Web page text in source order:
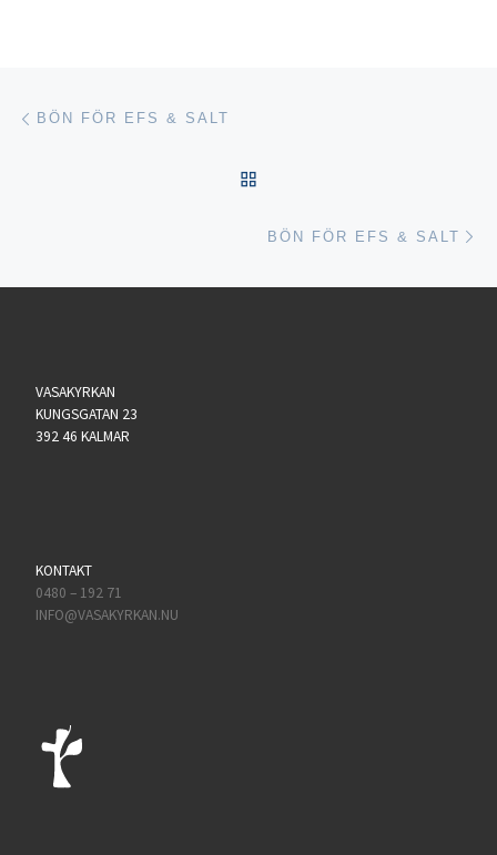
Inläggsnavigering
BÖN FÖR EFS & SALT
BÖN FÖR EFS & SALT
VASAKYRKAN
KUNGSGATAN 23
392 46 KALMAR
KONTAKT
0480 – 192 71
INFO@VASAKYRKAN.NU